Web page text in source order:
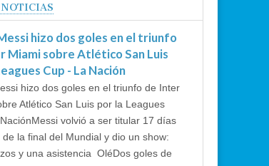
hizo dos goles en el triunfo
Miami sobre Atlético San Luis
Cup - La Nación
hizo dos goles en el triunfo de Inter
Atlético San Luis por la Leagues
volvió a ser titular 17 días
de la final del Mundial y dio un show:
y una asistencia OléDos goles de